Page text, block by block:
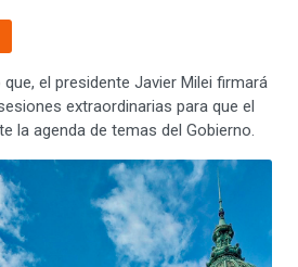
el presidente Javier Milei firmará
extraordinarias para que el
la agenda de temas del Gobierno.